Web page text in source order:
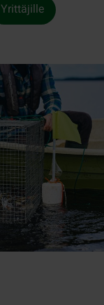
Yrittäjille